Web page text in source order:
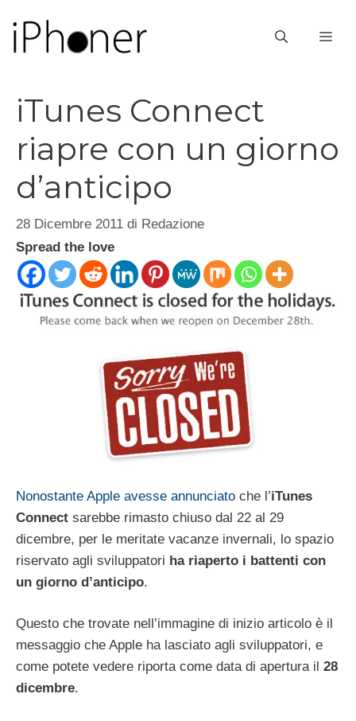
contenuto
iTunes Connect
riapre con un giorno
d’anticipo
28 Dicembre 2011 di Redazione
Spread the love
Nonostante Apple avesse annunciato che l’iTunes
Connect sarebbe rimasto chiuso dal 22 al 29
dicembre, per le meritate vacanze invernali, lo spazio
riservato agli sviluppatori ha riaperto i battenti con
un giorno d’anticipo.
Questo che trovate nell’immagine di inizio articolo è il
messaggio che Apple ha lasciato agli sviluppatori, e
come potete vedere riporta come data di apertura il 28
dicembre.